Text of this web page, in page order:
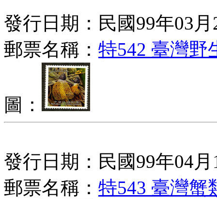
發行日期：民國99年03月
郵票名稱： 特542 臺灣野
圖：
發行日期：民國99年04月
郵票名稱： 特543 臺灣蟹